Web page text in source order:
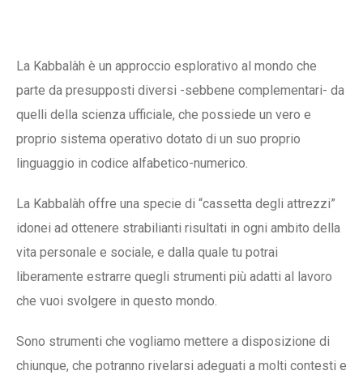
La Kabbalàh è un approccio esplorativo al mondo che
parte da presupposti diversi -sebbene complementari- da
quelli della scienza ufficiale, che possiede un vero e
proprio sistema operativo dotato di un suo proprio
linguaggio in codice alfabetico-numerico.
La Kabbalàh offre una specie di “cassetta degli attrezzi”
idonei ad ottenere strabilianti risultati in ogni ambito della
vita personale e sociale, e dalla quale tu potrai
liberamente estrarre quegli strumenti più adatti al lavoro
che vuoi svolgere in questo mondo.
Sono strumenti che vogliamo mettere a disposizione di
chiunque, che potranno rivelarsi adeguati a molti contesti e